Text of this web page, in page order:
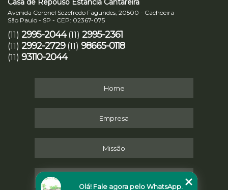
Casa de Repouso Estancia Cantareira
Avenida Coronel Sezefredo Fagundes, 20500 - Cachoeira
São Paulo - SP - CEP: 02367-075
(11) 2995-2044 (11) 2995-2361
(11) 2992-2729 (11) 98665-0118
(11) 93110-2044
Home
Empresa
Missão
Olá! Fale agora pelo WhatsApp.